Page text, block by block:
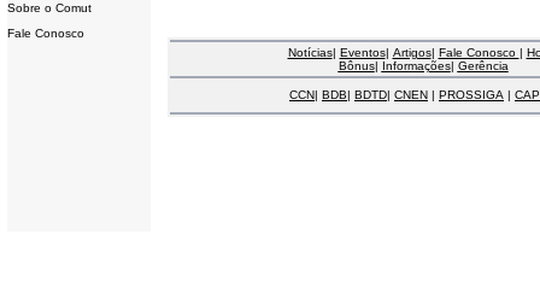
Sobre o Comut
Fale Conosco
Notícias| Eventos| Artigos| Fale Conosco |
Bônus| Informações| Gerência
CCN| BDB| BDTD| CNEN | PROSSIGA |